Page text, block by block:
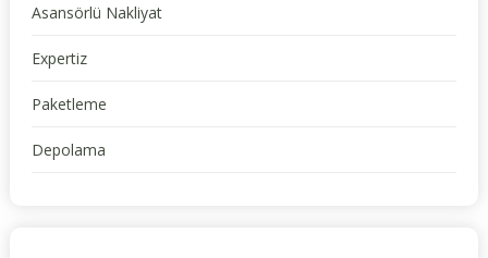
Asansörlü Nakliyat
Expertiz
Paketleme
Depolama